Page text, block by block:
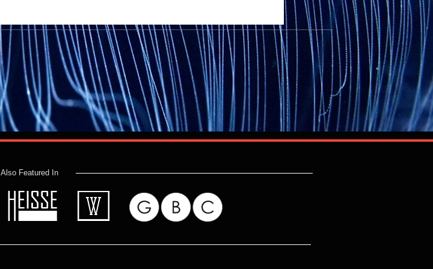
האוניברסיטאי בירושלים בטקס חגיגי
בהשתתפות מנכ"ל הגן הבוטני, תום עמית,
ושגריר הודו בישראל, ג'יי. פי. סינג (J.P. Singh).
Also Featured In